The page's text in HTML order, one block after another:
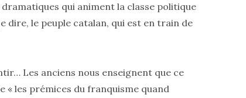
qui animent la classe politique
dire, le peuple catalan, qui est en train de
Les anciens nous enseignent que ce
« les prémices du franquisme quand